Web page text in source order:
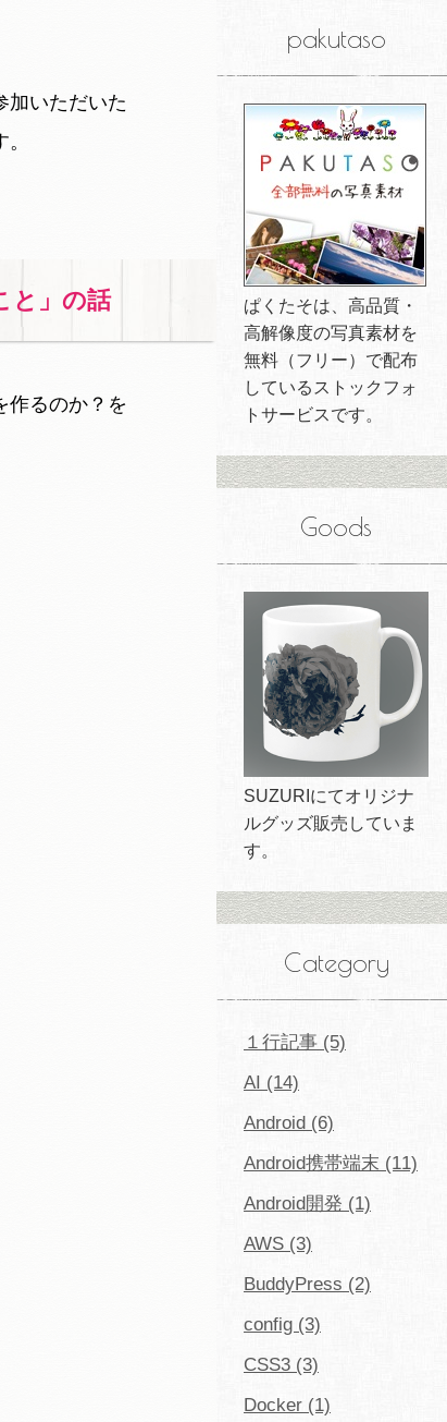
加いただいた
と」の話
作るのか？を
pakutaso
ぱくたそは、高品質・
高解像度の写真素材を
無料（フリー）で配布
しているストックフォ
トサービスです。
Goods
SUZURIにてオリジナ
ルグッズ販売していま
す。
Category
１行記事 (5)
AI (14)
Android (6)
Android携帯端末 (11)
Android開発 (1)
AWS (3)
BuddyPress (2)
config (3)
CSS3 (3)
Docker (1)